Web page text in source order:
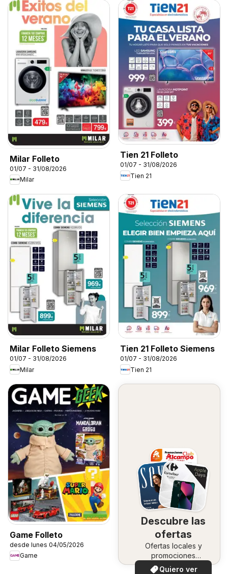
Milar Folleto
01/07 - 31/08/2026
Milar
Tien 21 Folleto
01/07 - 31/08/2026
Tien 21
Milar Folleto Siemens
01/07 - 31/08/2026
Milar
Tien 21 Folleto Siemens
01/07 - 31/08/2026
Tien 21
Game Folleto
desde lunes 04/05/2026
Game
Descubre las
ofertas
Ofertas locales y
promociones
especiales.
Quiero ver